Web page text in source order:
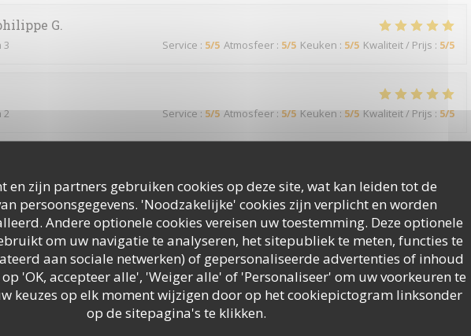
en zijn partners gebruiken cookies op deze site, wat kan leiden tot de
persoonsgegevens. 'Noodzakelijke' cookies zijn verplicht en worden
Andere optionele cookies vereisen uw toestemming. Deze optionele
om uw navigatie te analyseren, het sitepubliek te meten, functies te
aan sociale netwerken) of gepersonaliseerde advertenties of inhoud
op 'OK, accepteer alle', 'Weiger alle' of 'Personaliseer' om uw voorkeuren te
keuzes op elk moment wijzigen door op het cookiepictogram linksonder
op de sitepagina's te klikken.
G
3 Service : 5/5 Atmosfeer: 5/5 Keuken : 5/5 Kwaliteit / Prijs : 5/5
2 Service : 5/5 Atmosfeer: 5/5 Keuken : 5/5 Kwaliteit / Prijs : 5/5
Service:5/5 Atmosfeer: 3/5 Keuken: 5/5 Kwaliteit / Prijs:
2 Service:5/5 Atmosfeer:5/5 Keuken :5 /5 Kwaliteit / Prijs:5/5
!